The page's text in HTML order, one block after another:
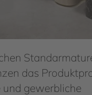
das
gewerbliche